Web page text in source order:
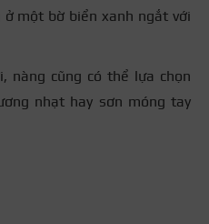
ở một bờ biển xanh ngắt với
nàng cũng có thể lựa chọn
nhạt hay sơn móng tay